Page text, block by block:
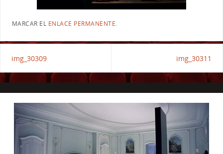
MARCAR EL ENLACE PERMANENTE.
img_30309 img_30311